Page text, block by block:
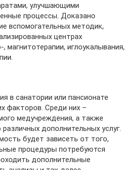
улучшающими
процессы. Доказано
вспомогательных методик,
центрах
магнитотерапии, иглоукалывания,
в санатории или пансионате
факторов. Среди них –
медучреждения, а также
дополнительных услуг.
будет зависеть от того,
процедуры потребуются
дополнительные